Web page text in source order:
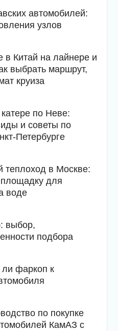
автомобилей:
узлов
в Китай на лайнере и
выбрать маршрут,
круиза
по Неве:
и советы по
Петербурге
теплоход в Москве:
площадку для
воде
выбор,
подбора
ли фаркоп к
по покупке
КамАЗ с